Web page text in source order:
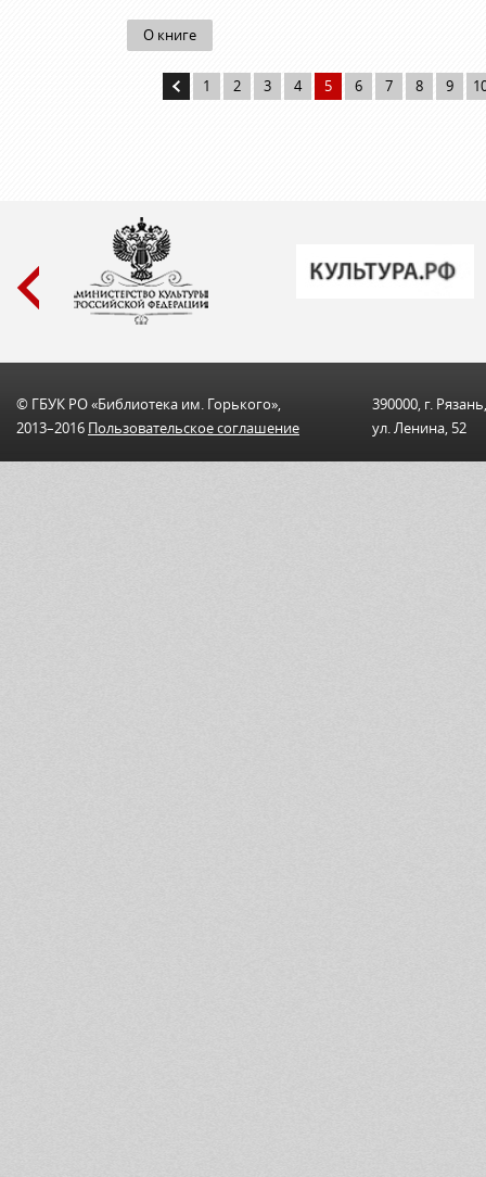
О книге
1 2 3 4 5 6 7 8 9
© ГБУК РО «Библиотека им. Горького»,
2013–2016 Пользовательскоe соглашениe
390000, г. Рязань,
ул. Ленина, 52